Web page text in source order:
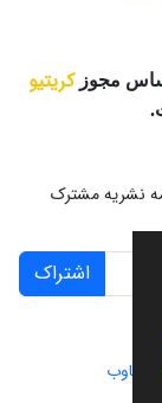
مجوزکریتیو
نشریه مشترک
اشتراک
سیناوب